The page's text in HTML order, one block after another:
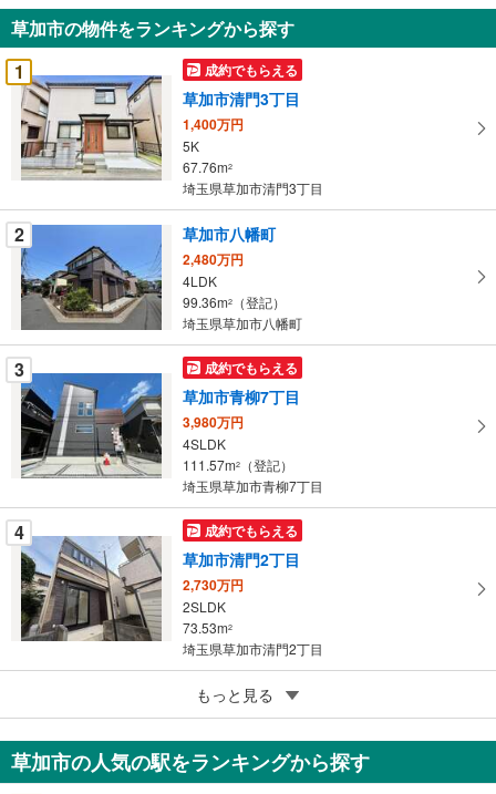
知
を
受
け
取
る
・
条
件
を
マ
イ
ペ
ー
ジ
に
保
存
す
る
草加市の物件をランキングから探す
1
成約でもらえる
草加市清門3丁目
1,400万円
5K
67.76m2
埼玉県草加市清門3丁目
2 草加市八幡町
2,480万円
4LDK
99.36m2
（登記）
埼玉県草加市八幡町
3 成約でもらえる
草加市青柳7丁目
3,980万円
4SLDK
111.57m2
（登記）
埼玉県草加市青柳7丁目
4 成約でもらえる
草加市清門2丁目
2,730万円
2SLDK
73.53m2
埼玉県草加市清門2丁目
草加市長栄2丁目
5,680万円
3LDK
91.91m2（登記）
埼玉県草加市長栄2丁目
もっと見る
草加市の人気の駅をランキングから探す